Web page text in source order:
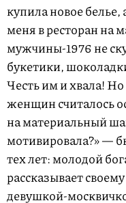
купила новое
меня в ресторан на
мужчины-1976 не
букетики,
Честь им и хвала!
женщин считалось
на материальный
мотивировала?» —
тех лет: молодой
рассказывает
девушкой-